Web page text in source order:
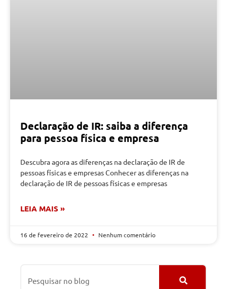
Declaração de IR: saiba a diferença
para pessoa física e empresa
Descubra agora as diferenças na declaração de IR de
pessoas físicas e empresas Conhecer as diferenças na
declaração de IR de pessoas físicas e empresas
LEIA MAIS »
16 de fevereiro de 2022 Nenhum comentário